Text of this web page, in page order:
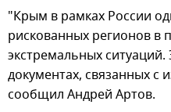
"Крым в рамках России
рискованных регионов в
экстремальных
документах, связанных с
сообщил Андрей Артов.